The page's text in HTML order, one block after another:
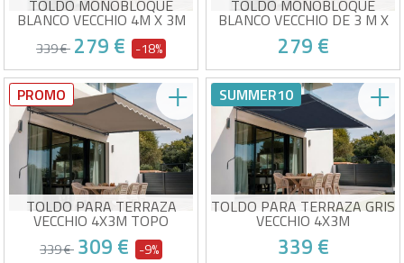
TOLDO MONOBLOQUE
BLANCO VECCHIO 4M X 3M
LONA BEIGE
339 € 279 € -18%
Toldo monobloque manual
Tejido beige de alta calidad de
320 g/m²
Protección solar UV50+
Fácil de abrir y cerrar
Entrega estimada entre 14/08 y 19/08
TOLDO MONOBLOQUE
BLANCO VECCHIO DE 3 M X
2,5 M, LONA COLOR TOPO
279 €
Toldo monobloque manual
Tejido color topo de alta
calidad de 320 g/m²
Protección solar UV50+
Fácil de abrir y cerrar
Entrega estimada entre 14/08 y 19/08
PROMO
TOLDO PARA TERRAZA
VECCHIO 4X3M TOPO
339 € 309 € -9%
SUMMER10
TOLDO PARA TERRAZA GRIS
VECCHIO 4X3M
339 €